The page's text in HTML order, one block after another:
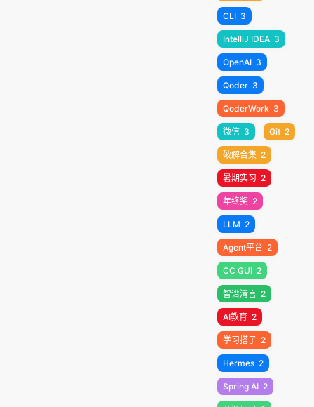
CLI 3
IntelliJ IDEA 3
OpenAI 3
Qoder 3
QoderWork 3
微信 3 Git 2
破解合集 2
暑期实习 2
年终奖 2
LLM 2
Agent平台 2
CC GUI 2
智谱清言 2
AI教育 2
学习搭子 2
Hermes 2
Spring AI 2